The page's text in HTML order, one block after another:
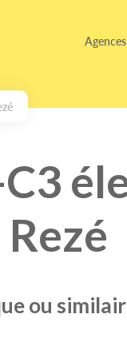
Agences
ou